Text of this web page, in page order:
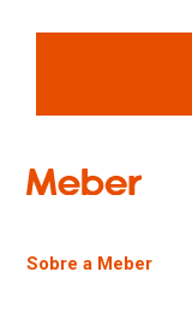
Sobre a Meber